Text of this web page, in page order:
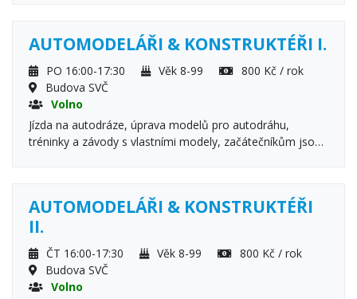
AUTOMODELÁŘI & KONSTRUKTÉŘI I.
PO 16:00-17:30 Věk 8-99
800 Kč / rok
Budova SVČ
Volno
Jízda na autodráze, úprava modelů pro autodráhu,
tréninky a závody s vlastními modely, začátečníkům jsou
AUTOMODELÁŘI & KONSTRUKTÉŘI
II.
ČT 16:00-17:30 Věk 8-99
800 Kč / rok
Budova SVČ
Volno